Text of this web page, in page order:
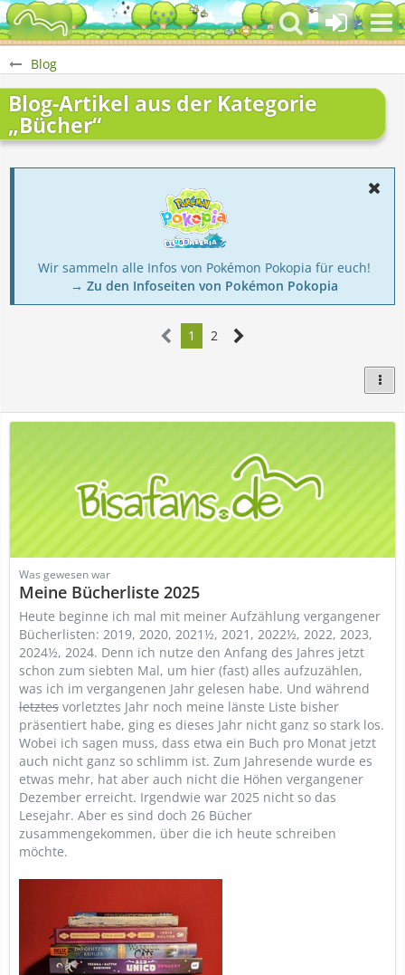
Blog
Blog-Artikel aus der Kategorie
„Bücher“
Wir sammeln alle Infos von Pokémon Pokopia für euch!
→ Zu den Infoseiten von Pokémon Pokopia
1 2
Was gewesen war
Meine Bücherliste 2025
Heute beginne ich mal mit meiner Aufzählung vergangener
Bücherlisten: 2019, 2020, 2021½, 2021, 2022½, 2022, 2023,
2024½, 2024. Denn ich nutze den Anfang des Jahres jetzt
schon zum siebten Mal, um hier (fast) alles aufzuzählen,
was ich im vergangenen Jahr gelesen habe. Und während
letztes vorletztes Jahr noch meine länste Liste bisher
präsentiert habe, ging es dieses Jahr nicht ganz so stark los.
Wobei ich sagen muss, dass etwa ein Buch pro Monat jetzt
auch nicht ganz so schlimm ist. Zum Jahresende wurde es
etwas mehr, hat aber auch nicht die Höhen vergangener
Dezember erreicht. Irgendwie war 2025 nicht so das
Lesejahr. Aber es sind doch 26 Bücher
zusammengekommen, über die ich heute schreiben
möchte.